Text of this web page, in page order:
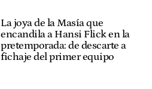
La joya de la Masía que
encandila a Hansi Flick en la
pretemporada: de descarte a
fichaje del primer equipo